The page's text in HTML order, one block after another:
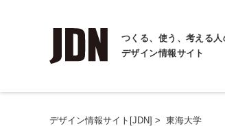
つくる、使う、考える人
デザイン情報サイト
デザイン情報サイト[JDN] > 東海大学